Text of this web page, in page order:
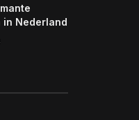
Nederland